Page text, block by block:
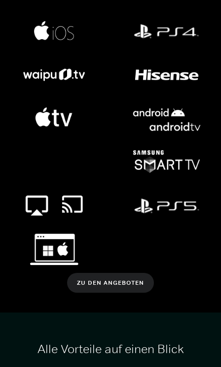
ZU DEN ANGEBOTEN
Alle Vorteile auf einen Blick